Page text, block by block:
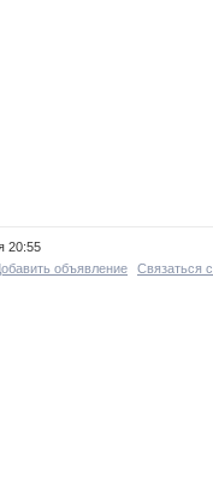
20:55
объявление Связаться